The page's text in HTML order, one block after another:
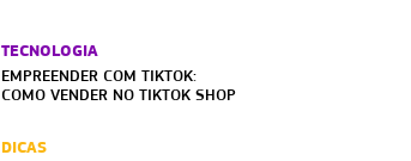
TECNOLOGIA
EMPREENDER COM TIKTOK:
COMO VENDER NO TIKTOK SHOP
DICAS